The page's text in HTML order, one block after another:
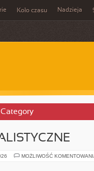
Koło czasu Nadzieja
MOŻLIWOŚĆ